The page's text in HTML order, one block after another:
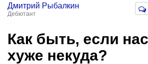
Дмитрий Рыбалкин
Дебютант
Как быть, если
хуже некуда?